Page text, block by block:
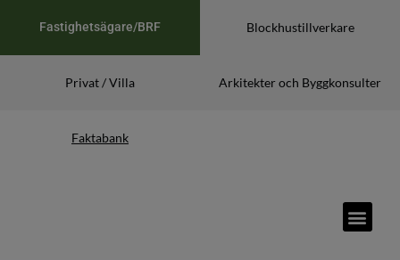
Fastighetsägare/BRF Blockhustillverkare
Privat / Villa Arkitekter och Byggkonsulter
Faktabank